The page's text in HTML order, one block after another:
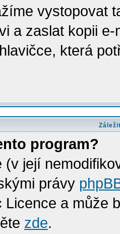
vystopovat
a zaslat kopii
která
program?
(v její
právy
Licence a může
zde.